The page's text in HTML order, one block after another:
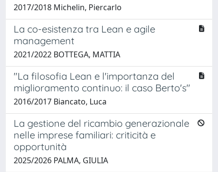
2017/2018 Michelin, Piercarlo
La co-esistenza tra Lean e agile
management
2021/2022 BOTTEGA, MATTIA
"La filosofia Lean e l'importanza del
miglioramento continuo: il caso Berto's"
2016/2017 Biancato, Luca
La gestione del ricambio generazionale
nelle imprese familiari: criticità e
opportunità
2025/2026 PALMA, GIULIA